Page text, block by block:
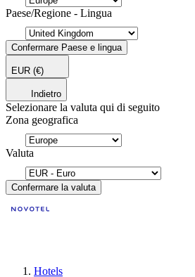
Paese/Regione - Lingua
Confermare Paese e lingua
EUR (€)
Indietro
Selezionare la valuta qui di seguito
Zona geografica
Valuta
Confermare la valuta
Hotels